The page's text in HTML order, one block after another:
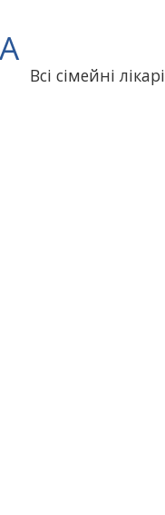
Всі сімейні лікарі